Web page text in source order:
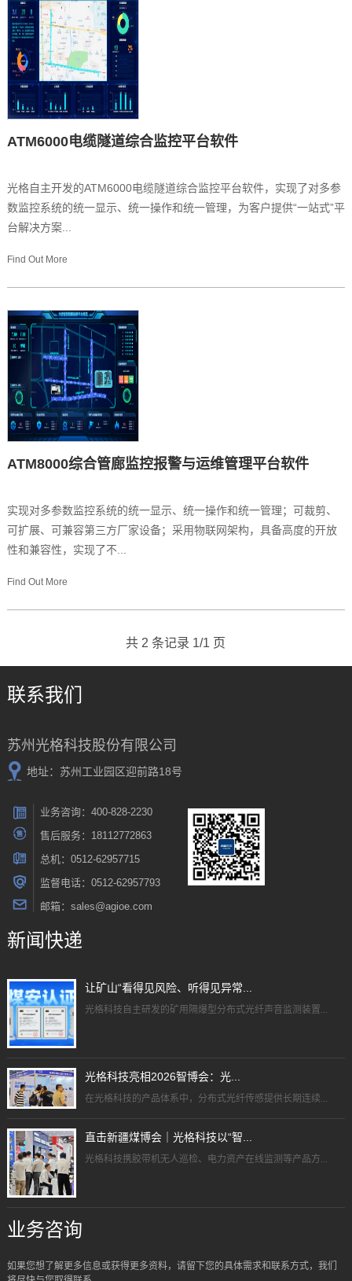
ATM6000电缆隧道综合监控平台软件
光格自主开发的ATM6000电缆隧道综合监控平台软件，实现了对多参
数监控系统的统一显示、统一操作和统一管理，为客户提供“一站式”平
台解决方案...
Find Out More
ATM8000综合管廊监控报警与运维管理平台软件
实现对多参数监控系统的统一显示、统一操作和统一管理；可裁剪、
可扩展、可兼容第三方厂家设备；采用物联网架构，具备高度的开放
性和兼容性，实现了不...
Find Out More
共 2 条记录 1/1 页
联系我们
苏州光格科技股份有限公司
地址：苏州工业园区迎前路18号
业务咨询：400-828-2230
售后服务：18112772863
总机：0512-62957715
监督电话：0512-62957793
邮箱：sales@agioe.com
新闻快递
让矿山“看得见风险、听得见异常...
光格科技自主研发的矿用隔爆型分布式光纤声音监测装置...
光格科技亮相2026智博会：光...
在光格科技的产品体系中，分布式光纤传感提供长期连续...
直击新疆煤博会｜光格科技以“智...
光格科技携胶带机无人巡检、电力资产在线监测等产品方...
业务咨询
如果您想了解更多信息或获得更多资料，请留下您的具体需求和联系方式，我们